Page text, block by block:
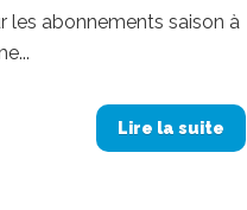
les abonnements saison à
Lire la suite